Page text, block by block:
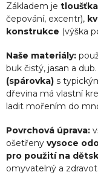
Základem je
čepování, excentr),
konstrukce (výška
Naše materiály:
buk čistý, jasan a
(spárovka) s
dřevina má vlastní
ladit mořením do
Povrchová úprava:
ošetřeny vysoce
pro použití na
omyvatelný a